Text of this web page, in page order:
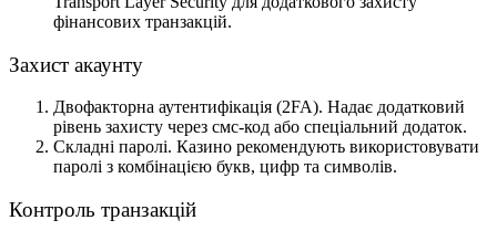
фінансових транзакцій.
Захист акаунту
Двофакторна аутентифікація (2FA). Надає додатковий
рівень захисту через смс-код або спеціальний додаток.
Складні паролі. Казино рекомендують використовувати
паролі з комбінацією букв, цифр та символів.
Контроль транзакцій